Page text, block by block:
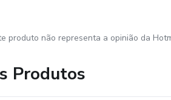
produto não representa a opinião da
Produtos